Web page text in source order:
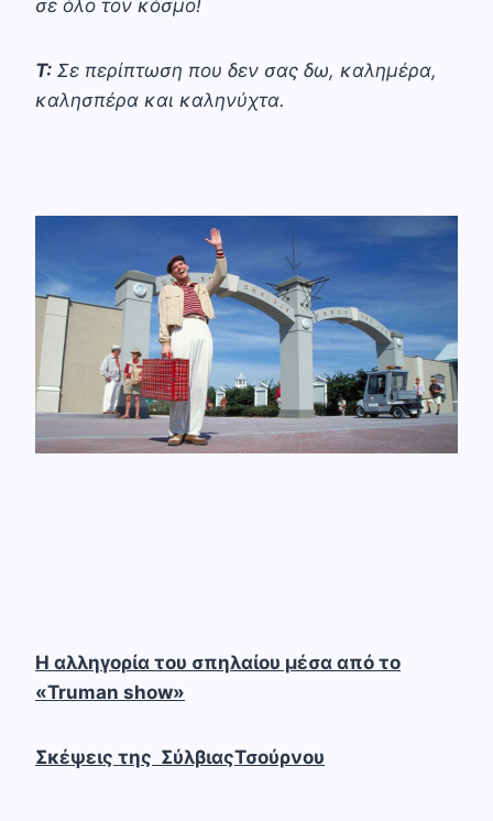
σε όλο τον κόσμο!
Τ: Σε περίπτωση που δεν σας δω, καλημέρα,
καλησπέρα και καληνύχτα.
Η αλληγορία του σπηλαίου μέσα από το
«Truman show»
Σκέψεις της ΣύλβιαςΤσούρνου